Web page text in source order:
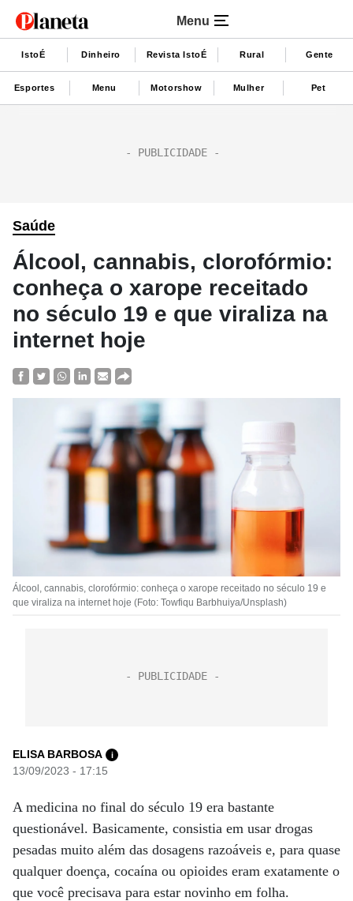
Menu
IstoÉ Dinheiro Revista IstoÉ Rural Gente
Esportes Menu Motorshow Mulher Pet
Saúde
Álcool, cannabis, clorofórmio:
conheça o xarope receitado
no século 19 e que viraliza na
internet hoje
Álcool, cannabis, clorofórmio: conheça o xarope receitado no século 19 e
que viraliza na internet hoje (Foto: Towfiqu Barbhuiya/Unsplash)
ELISA BARBOSA i
13/09/2023 - 17:15
A medicina no final do século 19 era bastante
questionável. Basicamente, consistia em usar drogas
pesadas muito além das dosagens razoáveis ​​e, para quase
qualquer doença, cocaína ou opioides eram exatamente o
que você precisava para estar novinho em folha.